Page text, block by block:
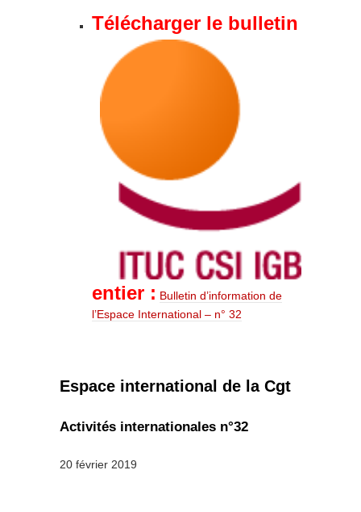
Télécharger le bulletin
entier : Bulletin d’information de
l’Espace International – n° 32
Espace international de la Cgt
Activités internationales n°32
20 février 2019